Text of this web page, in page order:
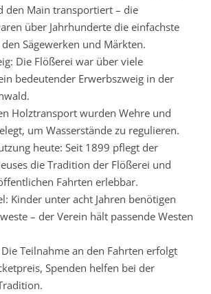
den Main transportiert – die
über Jahrhunderte die einfachste
Sägewerken und Märkten.
Die Flößerei war über viele
bedeutender Erwerbszweig in der
Holztransport wurden Wehre und
um Wasserstände zu regulieren.
heute: Seit 1899 pflegt der
die Tradition der Flößerei und
Fahrten erlebbar.
Kinder unter acht Jahren benötigen
– der Verein hält passende Westen
Teilnahme an den Fahrten erfolgt
Spenden helfen bei der